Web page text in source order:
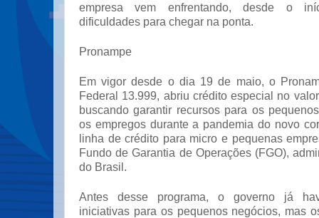
empresa vem enfrentando, desde o
dificuldades para chegar na ponta.
Pronampe
Em vigor desde o dia 19 de maio, o
Federal 13.999, abriu crédito especial no
buscando garantir recursos para os
os empregos durante a pandemia do novo
linha de crédito para micro e pequenas
Fundo de Garantia de Operações (FGO),
do Brasil.
Antes desse programa, o governo já
iniciativas para os pequenos negócios, mas